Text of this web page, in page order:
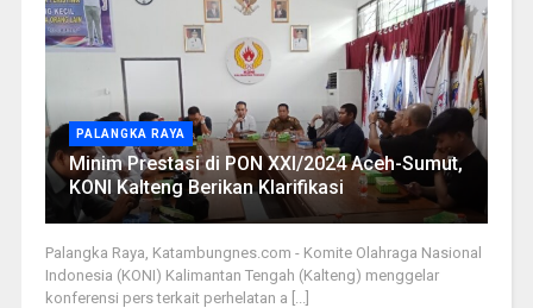
PALANGKA RAYA
Minim Prestasi di PON XXI/2024 Aceh-Sumut,
KONI Kalteng Berikan Klarifikasi
Palangka Raya, Katambungnes.com - Komite Olahraga Nasional
Indonesia (KONI) Kalimantan Tengah (Kalteng) menggelar
konferensi pers terkait perhelatan a [...]